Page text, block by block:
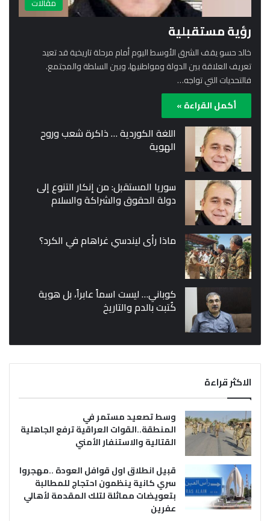
مقالات
رؤية مستقبلية
خالد حسو يقف الشرق الأوسط اليوم أمام مرحلة تاريخية قد تعيد
تعريف العلاقة بين الدولة ومواطنيها، وبين السلطة والمجتمع.
فالتحديات التي تواجه…
أكمل القراءة »
اللغة الكوردية … ذاكرة شعب وروح
الهوية
سوريا المستقبل: من إنكار التنوع إلى
دولة الحقوق والشراكة والسلام
ماذا رأى ليندسي غراهام في الكرد؟
كوباني… ليست اسماً عابراً، بل هوية
كُتبت بالدم والتاريخ
الاكثر قراءة
وسط تصعيد مستمر في
المنطقة..القوات العراقية ترفع الجاهلية
القتالية والاستنفار الأمني
قبيل انطلاق اول قوافل العودة ..مهجروا
سري كانية ينظمون احتجاج للمطالبة
بتعويضات مماثلة لتلك المقدمة لأهالي
عفرين